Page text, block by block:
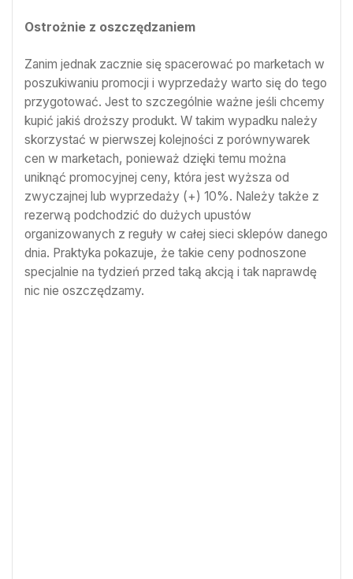
Ostrożnie z oszczędzaniem
Zanim jednak zacznie się spacerować po marketach w
poszukiwaniu promocji i wyprzedaży warto się do tego
przygotować. Jest to szczególnie ważne jeśli chcemy
kupić jakiś droższy produkt. W takim wypadku należy
skorzystać w pierwszej kolejności z porównywarek
cen w marketach, ponieważ dzięki temu można
uniknąć promocyjnej ceny, która jest wyższa od
zwyczajnej lub wyprzedaży (+) 10%. Należy także z
rezerwą podchodzić do dużych upustów
organizowanych z reguły w całej sieci sklepów danego
dnia. Praktyka pokazuje, że takie ceny podnoszone
specjalnie na tydzień przed taką akcją i tak naprawdę
nic nie oszczędzamy.